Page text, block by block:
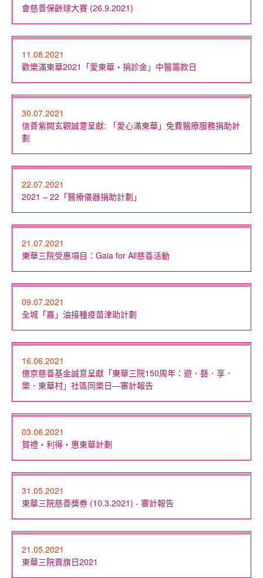
會慈善保齡球大賽 (26.9.2021)
11.08.2021
歡樂滿東華2021「愛東華‧捐診金」中醫籌款日
30.07.2021
信善紫闕玄觀誠意呈獻: 「愛心滿東華」免費醫療服務捐助計
劃
22.07.2021
2021 – 22「醫療儀器捐助計劃」
21.07.2021
東華三院受惠項目：Gaia for All慈善活動
09.07.2021
全城「嘉」油接種疫苗津助計劃
16.06.2021
億京慈善基金誠意呈獻「東華三院150周年：遊．藝．享．
樂．東華村」社區同樂日—審計報告
03.06.2021
賀禮‧利得‧惠東華計劃
31.05.2021
東華三院慈善獎券 (10.3.2021) - 審計報告
21.05.2021
東華三院賣旗日2021